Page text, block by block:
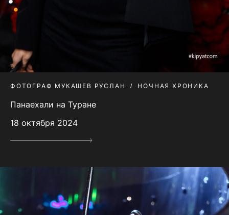
ФОТОГРАФ МУКАШЕВ РУСЛАН НОЧНАЯ ХРОНИКА
Панаехали на Туране
18 октября 2024